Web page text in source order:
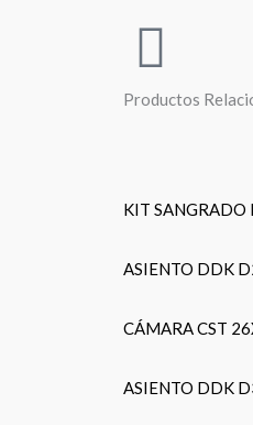
Productos
KIT
ASIENTO DDK
CÁMARA CST
ASIENTO DDK